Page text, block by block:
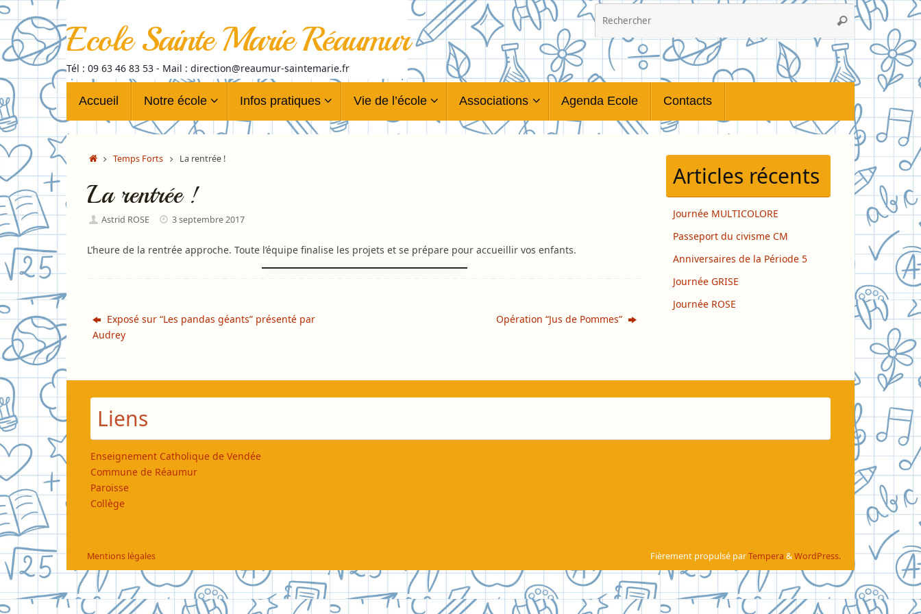
Passer
au
contenu
Ecole Sainte Marie Réaumur
Tél : 09 63 46 83 53 - Mail : direction@reaumur-saintemarie.fr
Recherche
pour
:
Rechercher
contenu
Accueil Notre école Infos pratiques Vie de l’école Associations Agenda Ecole Contacts
Accueil
Temps Forts La rentrée !
La rentrée !
Astrid ROSE 3 septembre 2017
L’heure de la rentrée approche. Toute l’équipe finalise les projets et se prépare pour accueillir vos enfants.
Exposé sur “Les pandas géants” présenté par
Audrey
Opération “Jus de Pommes”
Articles récents
Journée MULTICOLORE
Passeport du civisme CM
Anniversaires de la Période 5
Journée GRISE
Journée ROSE
Liens
Enseignement Catholique de Vendée
Commune de Réaumur
Paroisse
Collège
Mentions légales Fièrement propulsé parTempera &WordPress.